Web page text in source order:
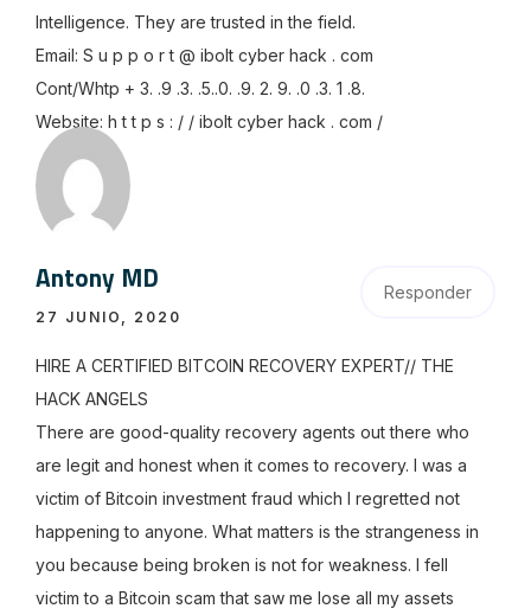
Intelligence. They are trusted in the field.
Email: S u p p o r t @ ibolt cyber hack . com
Cont/Whtp + 3. .9 .3. .5..0. .9. 2. 9. .0 .3. 1 .8.
Website: h t t p s : / / ibolt cyber hack . com /
Antony MD
27 JUNIO, 2020
Responder
HIRE A CERTIFIED BITCOIN RECOVERY EXPERT// THE
HACK ANGELS
There are good-quality recovery agents out there who
are legit and honest when it comes to recovery. I was a
victim of Bitcoin investment fraud which I regretted not
happening to anyone. What matters is the strangeness in
you because being broken is not for weakness. I fell
victim to a Bitcoin scam that saw me lose all my assets